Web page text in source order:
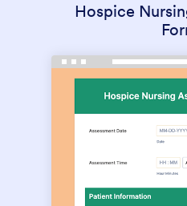
Hospice